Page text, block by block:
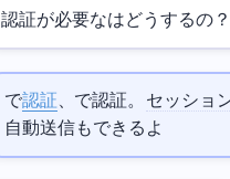
認証が必要なはどうするの？
`--auth user:pass`でBasic認証、`-A bearer --auth TOKEN`でBearer認証。 セッショ
自動送信もできるよ